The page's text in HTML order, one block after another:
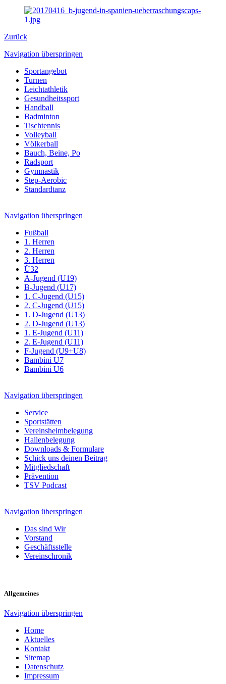
Zurück
Navigation überspringen
Sportangebot
Turnen
Leichtathletik
Gesundheitssport
Handball
Badminton
Tischtennis
Volleyball
Völkerball
Bauch, Beine, Po
Radsport
Gymnastik
Step-Aerobic
Standardtanz
Navigation überspringen
Fußball
1. Herren
2. Herren
3. Herren
Ü32
A-Jugend (U19)
B-Jugend (U17)
1. C-Jugend (U15)
2. C-Jugend (U15)
1. D-Jugend (U13)
2. D-Jugend (U13)
1. E-Jugend (U11)
2. E-Jugend (U11)
F-Jugend (U9+U8)
Bambini U7
Bambini U6
Navigation überspringen
Service
Sportstätten
Vereinsheimbelegung
Hallenbelegung
Downloads & Formulare
Schick uns deinen Beitrag
Mitgliedschaft
Prävention
TSV Podcast
Navigation überspringen
Das sind Wir
Vorstand
Geschäftsstelle
Vereinschronik
Allgemeines
Navigation überspringen
Home
Aktuelles
Kontakt
Sitemap
Datenschutz
Impressum